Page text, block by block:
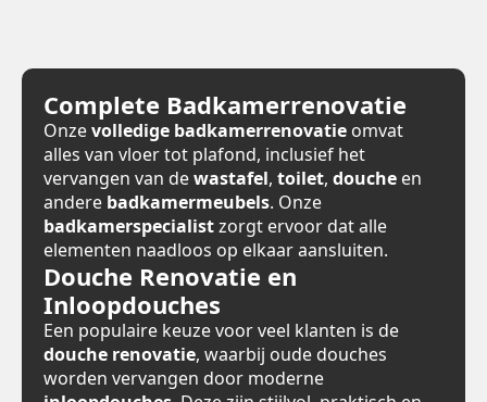
Complete Badkamerrenovatie
Onzevolledige badkamerrenovatie omvat
alles van vloer tot plafond, inclusief het
vervangen van dewastafel, toilet, douche en
andere badkamermeubels. Onze
badkamerspecialistzorgt ervoor dat alle
elementen naadloos op elkaar aansluiten.
Douche Renovatie en
Inloopdouches
Een populaire keuze voor veel klanten is de
douche renovatie, waarbij oude douches
worden vervangen door moderne